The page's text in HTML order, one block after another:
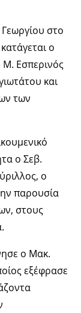
στο
ο
Μ. Εσπερινός
και
των
ο Σεβ.
ο
παρουσία
στους
ο Μακ.
εξέφρασε